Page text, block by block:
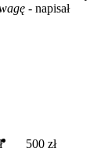
- napisał
500 zł